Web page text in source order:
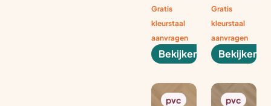
Gratis
kleurstaal
aanvragen
Bekijken
Gratis
kleurstaal
aanvragen
Bekijken
pvc pvc